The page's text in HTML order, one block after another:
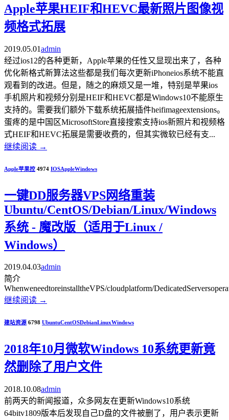
Apple苹果HEIF和HEVC最新照片图像视
频格式拓展
2019.05.01admin
经过ios12的各种更新，Apple苹果的任性又显现出来了，各种
优化新格式新算法这些都是我们每次更新iPhoneios系统不能直
观看到的改进。但是，随之的麻烦又是一堆，特别是苹果ios
手机照片和视频分别是HEIF和HEVC都是Windows10不能原生
支持的。需要我们额外下载系统拓展插件heifimageextensions。
蛋疼的是中国区MicrosoftStore直接搜索支持ios新照片和视频格
式HEIF和HEVC拓展是需要收费的，但其实微软已经有支...
继续阅读 →
Apple苹果控 4974 IOSAppleWindows
一键DD服务器VPS网络重装
Ubuntu/CentOS/Debian/Linux/Windows
系统 - 魔改版（适用于Linux /
Windows）
2019.04.03admin
简介
WhenweneedtoreinstalltheVPS/cloudplatform/
继续阅读 →
建站资源 6798 UbuntuCentOSDebianLinuxWindows
2018年10月微软Windows 10系统更新竟
然删除了用户文件
2018.10.08admin
前两天的新闻报道，众多网友在更新Windows10系统
64bitv1809版本后发现自己D盘的文件被删了，用户表示更新